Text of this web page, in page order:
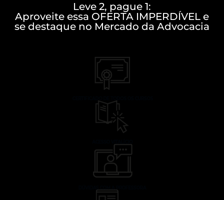
Leve 2, pague 1:
Aproveite essa OFERTA IMPERDÍVEL e
se destaque no Mercado da Advocacia